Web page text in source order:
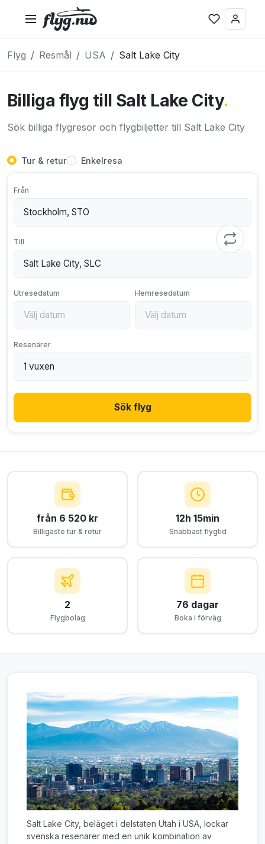
Flyg Resmål USA Salt Lake City
Billiga flyg till Salt Lake City.
Sök billiga flygresor och flygbiljetter till Salt Lake City
Tur & retur Enkelresa
Från
Till
Utresedatum Hemresedatum
Resenärer
Sök flyg
från 6 520 kr
Billigaste tur & retur
12h 15min
Snabbast flygtid
2
Flygbolag
76 dagar
Boka i förväg
Salt Lake City, beläget i delstaten Utah i USA, lockar
svenska resenärer med en unik kombination av